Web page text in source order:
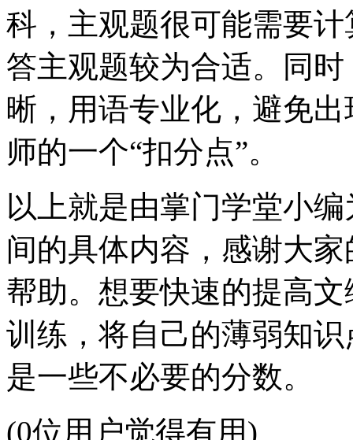
科，主观题很可能需要
答主观题较为合适。同
晰，用语专业化，避免
师的一个“扣分点”。
以上就是由掌门学堂小
间的具体内容，感谢大
帮助。想要快速的提高
训练，将自己的薄弱知
是一些不必要的分数。
(0位用户觉得有用)